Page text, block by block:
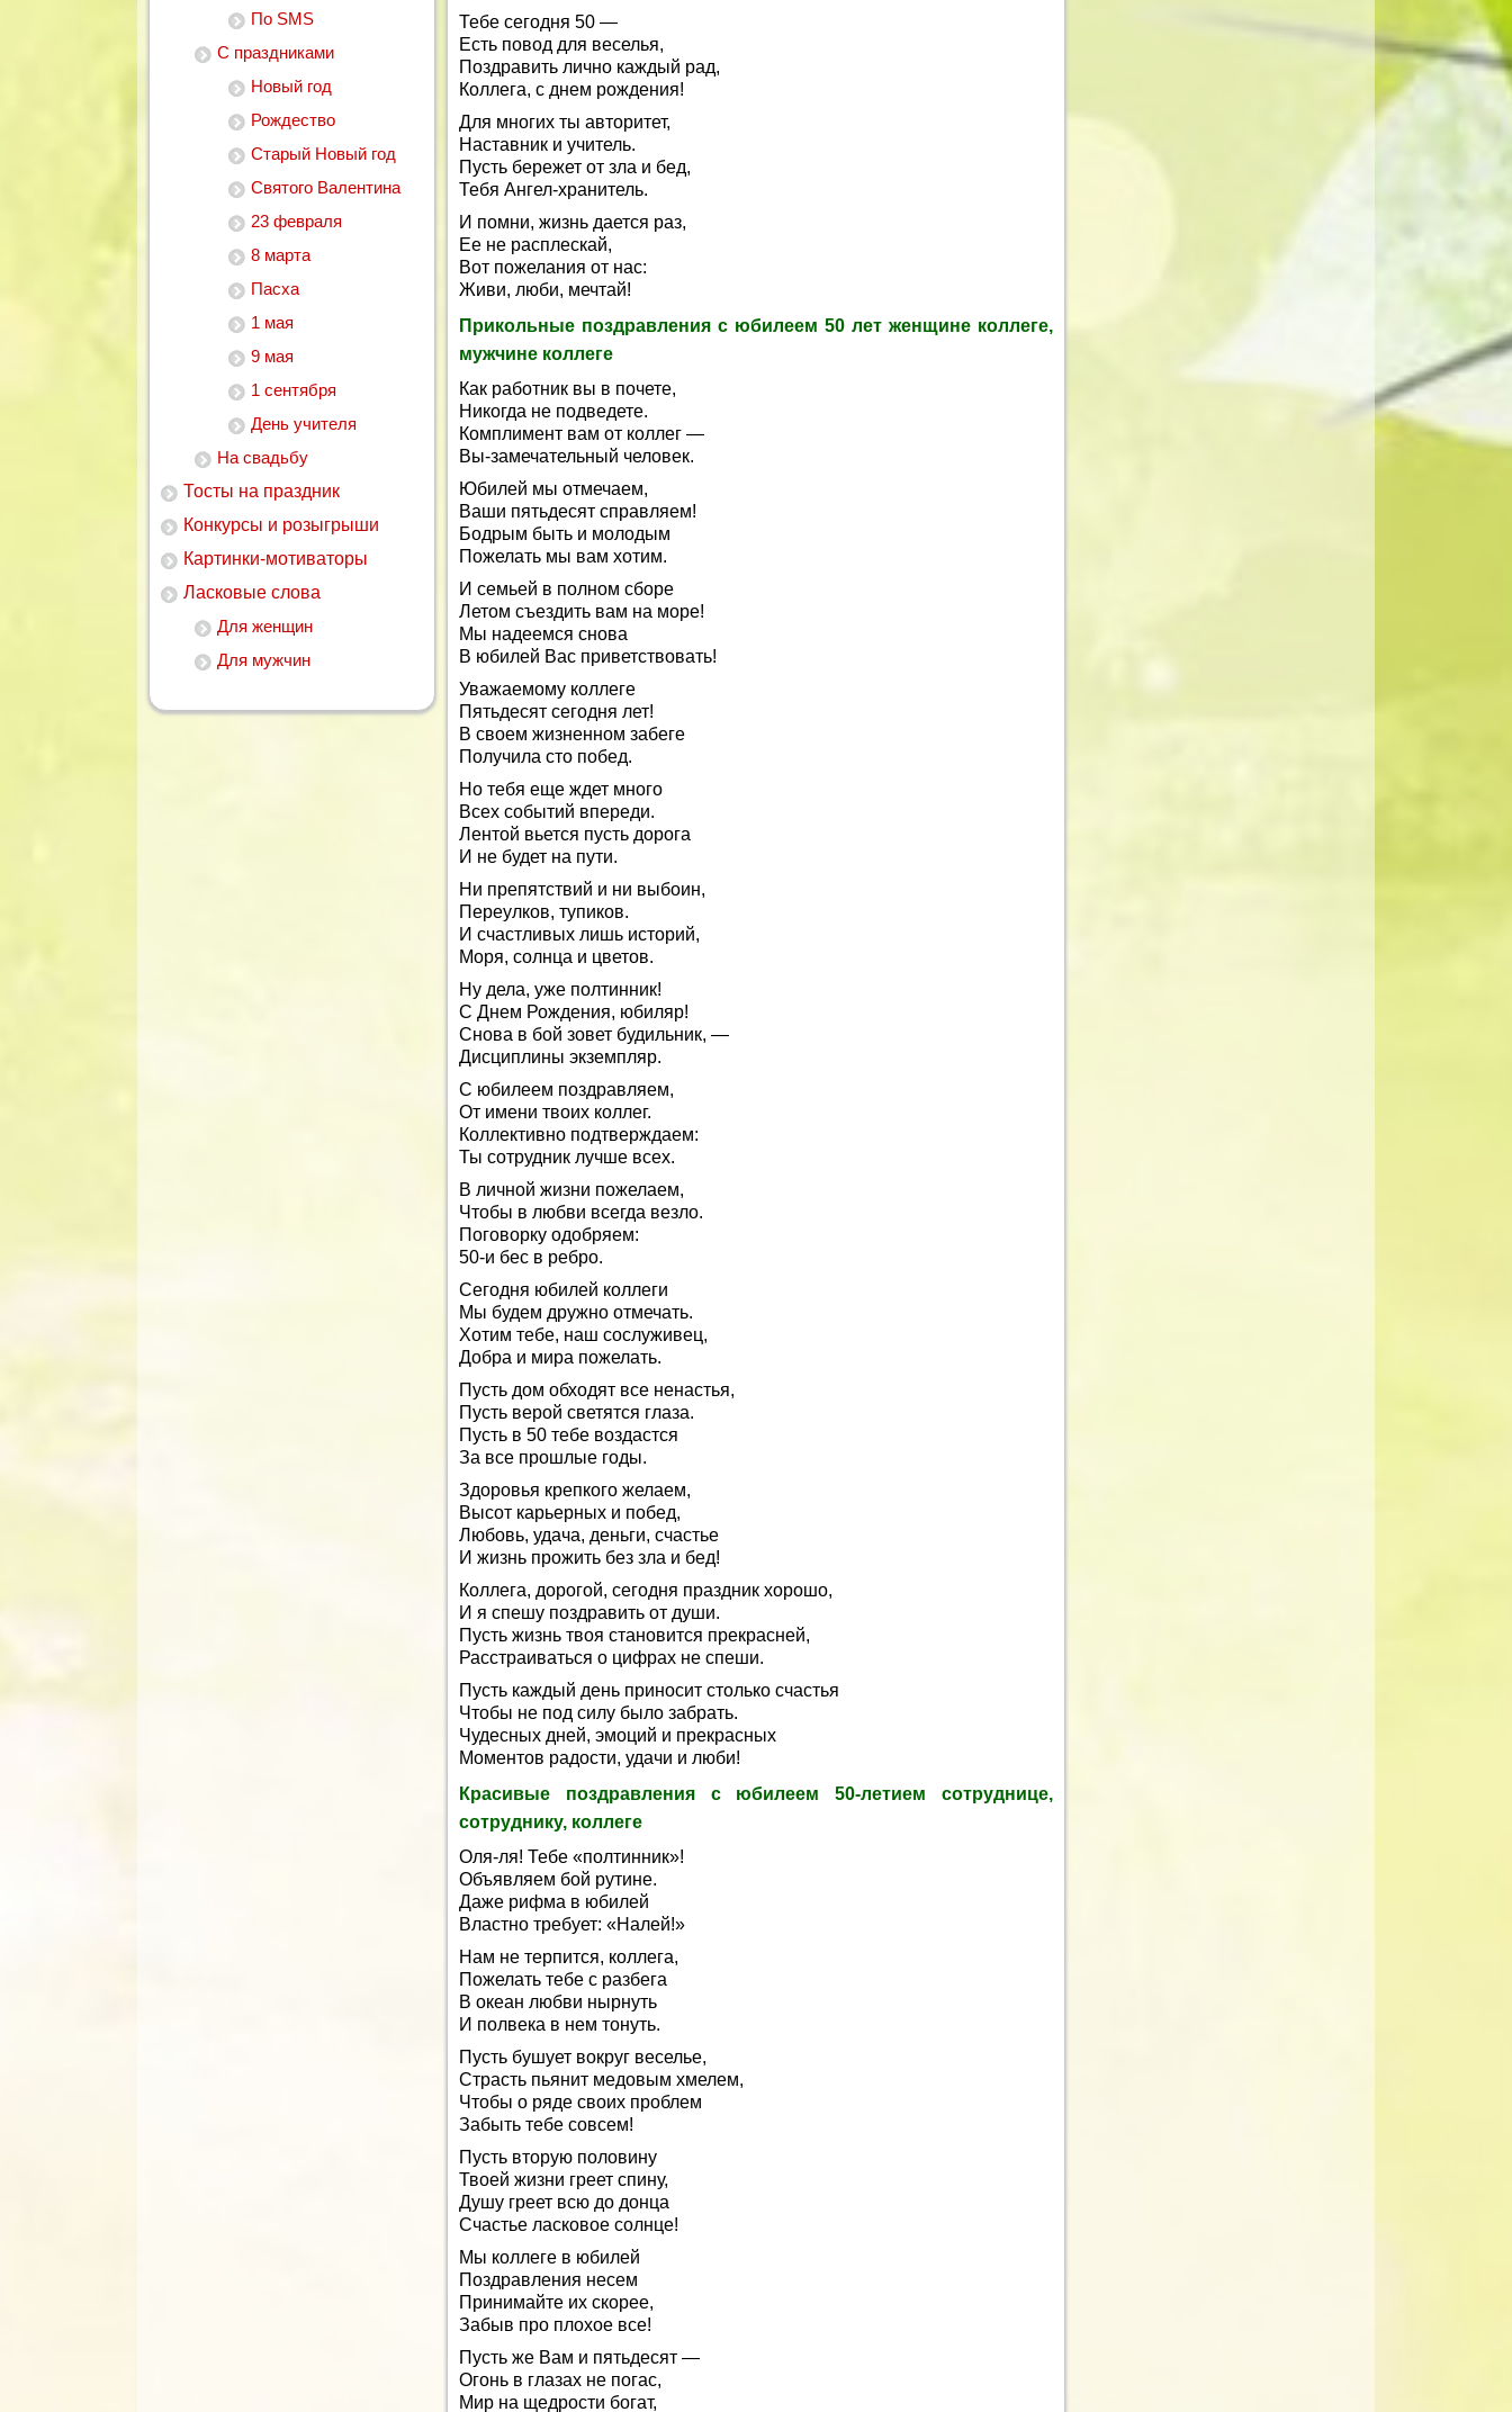
По SMS
С праздниками
Новый год
Рождество
Старый Новый год
Святого Валентина
23 февраля
8 марта
Пасха
1 мая
9 мая
1 сентября
День учителя
На свадьбу
Тосты на праздник
Конкурсы и розыгрыши
Картинки-мотиваторы
Ласковые слова
Для женщин
Для мужчин
Тебе сегодня 50 —
Есть повод для веселья,
Поздравить лично каждый рад,
Коллега, с днем рождения!
Для многих ты авторитет,
Наставник и учитель.
Пусть бережет от зла и бед,
Тебя Ангел-хранитель.
И помни, жизнь дается раз,
Ее не расплескай,
Вот пожелания от нас:
Живи, люби, мечтай!
Прикольные поздравления с юбилеем 50 лет женщине коллеге,
мужчине коллеге
Как работник вы в почете,
Никогда не подведете.
Комплимент вам от коллег —
Вы-замечательный человек.
Юбилей мы отмечаем,
Ваши пятьдесят справляем!
Бодрым быть и молодым
Пожелать мы вам хотим.
И семьей в полном сборе
Летом съездить вам на море!
Мы надеемся снова
В юбилей Вас приветствовать!
Уважаемому коллеге
Пятьдесят сегодня лет!
В своем жизненном забеге
Получила сто побед.
Но тебя еще ждет много
Всех событий впереди.
Лентой вьется пусть дорога
И не будет на пути.
Ни препятствий и ни выбоин,
Переулков, тупиков.
И счастливых лишь историй,
Моря, солнца и цветов.
Ну дела, уже полтинник!
С Днем Рождения, юбиляр!
Снова в бой зовет будильник, —
Дисциплины экземпляр.
С юбилеем поздравляем,
От имени твоих коллег.
Коллективно подтверждаем:
Ты сотрудник лучше всех.
В личной жизни пожелаем,
Чтобы в любви всегда везло.
Поговорку одобряем:
50-и бес в ребро.
Сегодня юбилей коллеги
Мы будем дружно отмечать.
Хотим тебе, наш сослуживец,
Добра и мира пожелать.
Пусть дом обходят все ненастья,
Пусть верой светятся глаза.
Пусть в 50 тебе воздастся
За все прошлые годы.
Здоровья крепкого желаем,
Высот карьерных и побед,
Любовь, удача, деньги, счастье
И жизнь прожить без зла и бед!
Коллега, дорогой, сегодня праздник хорошо,
И я спешу поздравить от души.
Пусть жизнь твоя становится прекрасней,
Расстраиваться о цифрах не спеши.
Пусть каждый день приносит столько счастья
Чтобы не под силу было забрать.
Чудесных дней, эмоций и прекрасных
Моментов радости, удачи и люби!
Красивые поздравления с юбилеем 50-летием сотруднице,
сотруднику, коллеге
Оля-ля! Тебе «полтинник»!
Объявляем бой рутине.
Даже рифма в юбилей
Властно требует: «Налей!»
Нам не терпится, коллега,
Пожелать тебе с разбега
В океан любви нырнуть
И полвека в нем тонуть.
Пусть бушует вокруг веселье,
Страсть пьянит медовым хмелем,
Чтобы о ряде своих проблем
Забыть тебе совсем!
Пусть вторую половину
Твоей жизни греет спину,
Душу греет всю до донца
Счастье ласковое солнце!
Мы коллеге в юбилей
Поздравления несем
Принимайте их скорее,
Забыв про плохое все!
Пусть же Вам и пятьдесят —
Огонь в глазах не погас,
Мир на щедрости богат,